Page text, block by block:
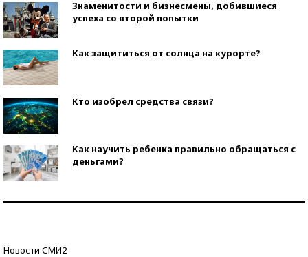
Знаменитости и бизнесмены, добившиеся
успеха со второй попытки
Как защититься от солнца на курорте?
Кто изобрел средства связи?
Как научить ребенка правильно обращаться с
деньгами?
Новости СМИ2